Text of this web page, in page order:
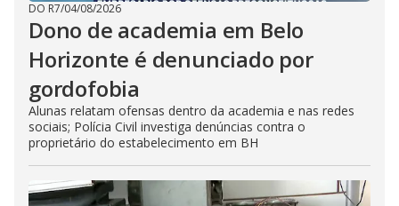
DO R7/04/08/2026
Dono de academia em Belo
Horizonte é denunciado por
gordofobia
Alunas relatam ofensas dentro da academia e nas redes
sociais; Polícia Civil investiga denúncias contra o
proprietário do estabelecimento em BH